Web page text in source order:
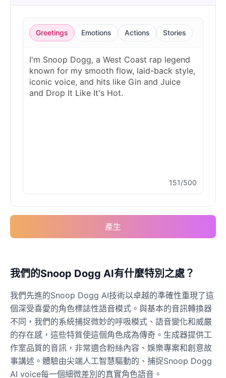
Christopher Walken
Male @Kairox
Male @Lucas
Diddy
Male @PeachyCloud
Emilia Clarke
Female @NYCgirl2009
Eminem
Emma Waston
Female @GamingPro365
Gavin Newsom
Male @KingArthur
Greetings Emotions Actions Stories
151/500
產生
我們的Snoop Dogg AI有什麼特別之處？
我們先進的Snoop Dogg AI技術以卓越的準確性重現了這
個深受喜愛的角色標誌性語音模式。與基本的音訊轉換器
不同，我們的系統捕捉微妙的呼吸模式、語音變化和威嚴
的存在感，這些特質使這個角色成為傳奇。生成器提供工
作室品質的音訊，非常適合粉絲內容、娛樂專案和創意故
事講述。體驗由尖端人工智慧驅動的、捕捉Snoop Dogg
AI voice每一個細微差別的真實角色語音。